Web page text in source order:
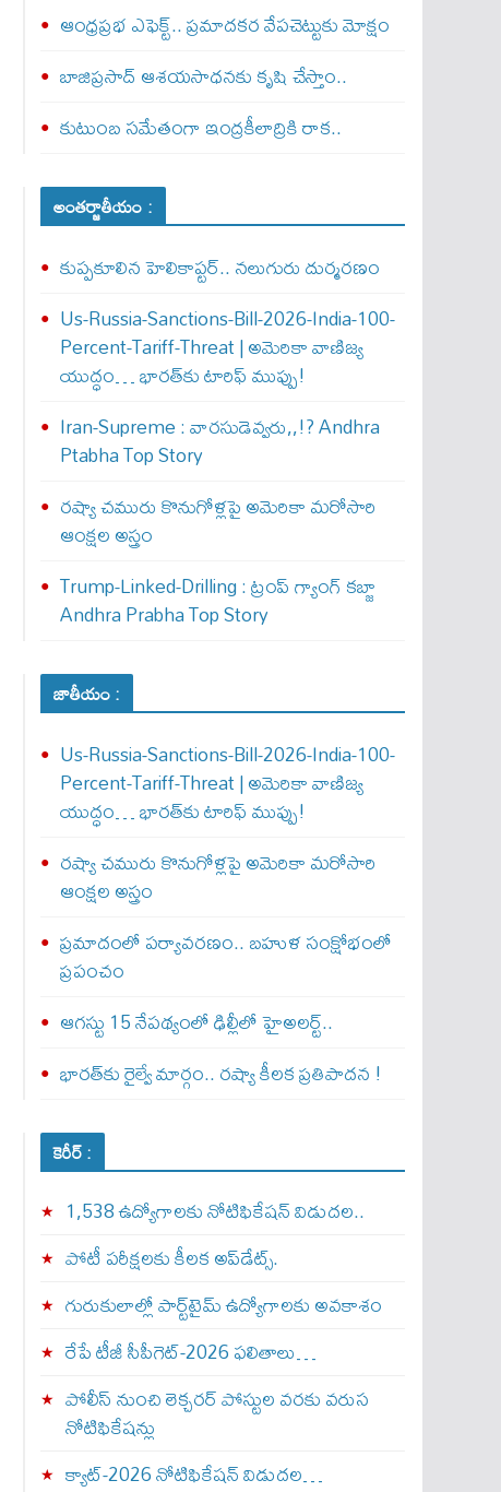
ఆంధ్రప్రభ ఎఫెక్ట్‌.. ప్రమాదకర వేపచెట్టుకు మోక్షం
బాజిప్రసాద్ ఆశయసాధనకు కృషి చేస్తాం..
కుటుంబ సమేతంగా ఇంద్రకీలాద్రికి రాక..
అంతర్జాతీయం :
కుప్పకూలిన హెలికాప్టర్‌.. నలుగురు దుర్మరణం
Us-Russia-Sanctions-Bill-2026-India-100-
Percent-Tariff-Threat | అమెరికా వాణిజ్య
యుద్ధం… భారత్‌కు టారిఫ్ ముప్పు!
Iran-Supreme : వార‌సుడెవ్వ‌రు,,!? Andhra
Ptabha Top Story
రష్యా చమురు కొనుగోళ్లపై అమెరికా మరోసారి
ఆంక్షల అస్త్రం
Trump-Linked-Drilling : ట్రంప్ గ్యాంగ్ క‌బ్జా
Andhra Prabha Top Story
జాతీయం :
Us-Russia-Sanctions-Bill-2026-India-100-
Percent-Tariff-Threat | అమెరికా వాణిజ్య
యుద్ధం… భారత్‌కు టారిఫ్ ముప్పు!
రష్యా చమురు కొనుగోళ్లపై అమెరికా మరోసారి
ఆంక్షల అస్త్రం
ప్రమాదంలో పర్యావరణం.. బహుళ సంక్షోభంలో
ప్రపంచం
ఆగస్టు 15 నేపథ్యంలో ఢిల్లీలో హైఅలర్ట్..
భారత్‌కు రైల్వే మార్గం.. రష్యా కీలక ప్రతిపాదన !
కెరీర్ :
1,538 ఉద్యోగాలకు నోటిఫికేషన్ విడుదల..
పోటీ పరీక్షలకు కీలక అప్‌డేట్స్.
గురుకులాల్లో పార్ట్‌టైమ్ ఉద్యోగాలకు అవకాశం
రేపే టీజీ సీపీగెట్‌-2026 ఫలితాలు…
పోలీస్ నుంచి లెక్చరర్ పోస్టుల వరకు వరుస
నోటిఫికేషన్లు
క్యాట్-2026 నోటిఫికేషన్ విడుదల…